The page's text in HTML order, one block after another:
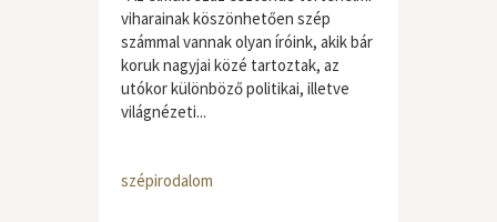
viharainak köszönhetően szép
számmal vannak olyan íróink, akik bár
koruk nagyjai közé tartoztak, az
utókor különböző politikai, illetve
világnézeti...
szépirodalom